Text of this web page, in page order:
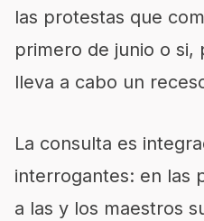
las protestas que
primero de junio o si,
lleva a cabo un
La consulta es
interrogantes: en las
a las y los maestros